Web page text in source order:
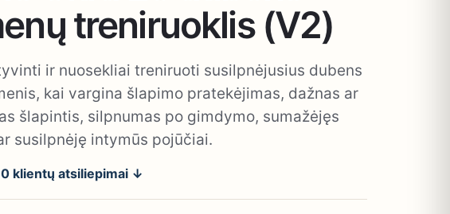
treniruoklis (V2)
ir nuosekliai treniruoti susilpnėjusius dubens
kai vargina šlapimo pratekėjimas, dažnas ar
šlapintis, silpnumas po gimdymo, sumažėjęs
susilpnėję intymūs pojūčiai.
klientų atsiliepimai ↓